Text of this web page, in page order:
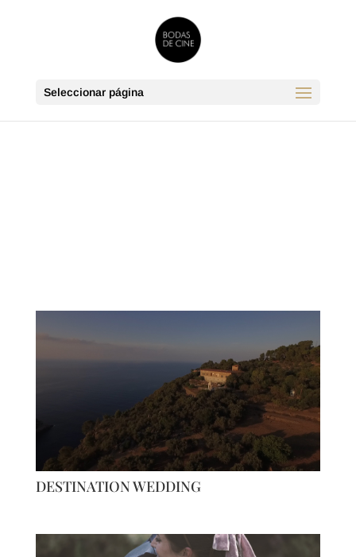
Seleccionar página
DESTINATION WEDDING